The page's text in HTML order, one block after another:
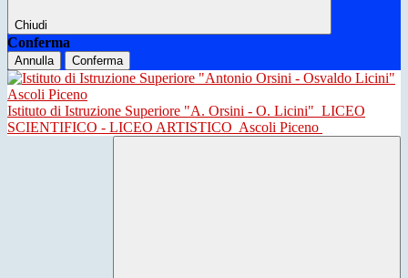
Chiudi
Conferma
Annulla Conferma
Istituto di Istruzione Superiore "A. Orsini - O. Licini" LICEO
SCIENTIFICO - LICEO ARTISTICO Ascoli Piceno